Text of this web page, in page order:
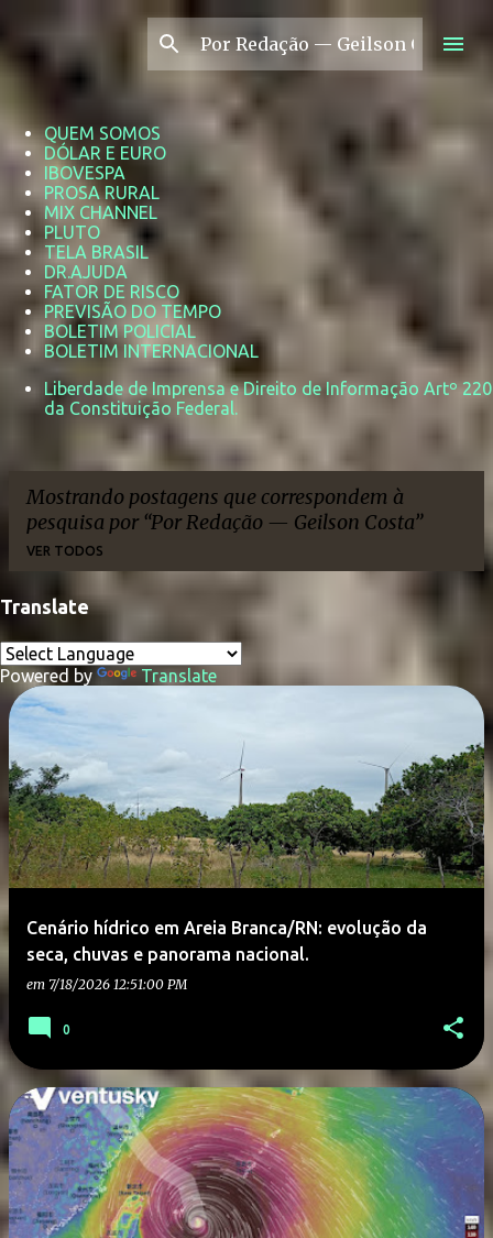
Pular para o conteúdo principal
QUEM SOMOS
DÓLAR E EURO
IBOVESPA
PROSA RURAL
MIX CHANNEL
PLUTO
TELA BRASIL
DR.AJUDA
FATOR DE RISCO
PREVISÃO DO TEMPO
BOLETIM POLICIAL
BOLETIM INTERNACIONAL
Liberdade de Imprensa e Direito de Informação Artº 220
da Constituição Federal.
Mostrando postagens que correspondem à
pesquisa por Por Redação — Geilson Costa
VER TODOS
P
o
s
t
g
e
n
s
Translate
Powered by Translate
Cenário hídrico em Areia Branca/RN: evolução da
seca, chuvas e panorama nacional.
em 7/18/2026 12:51:00 PM
0